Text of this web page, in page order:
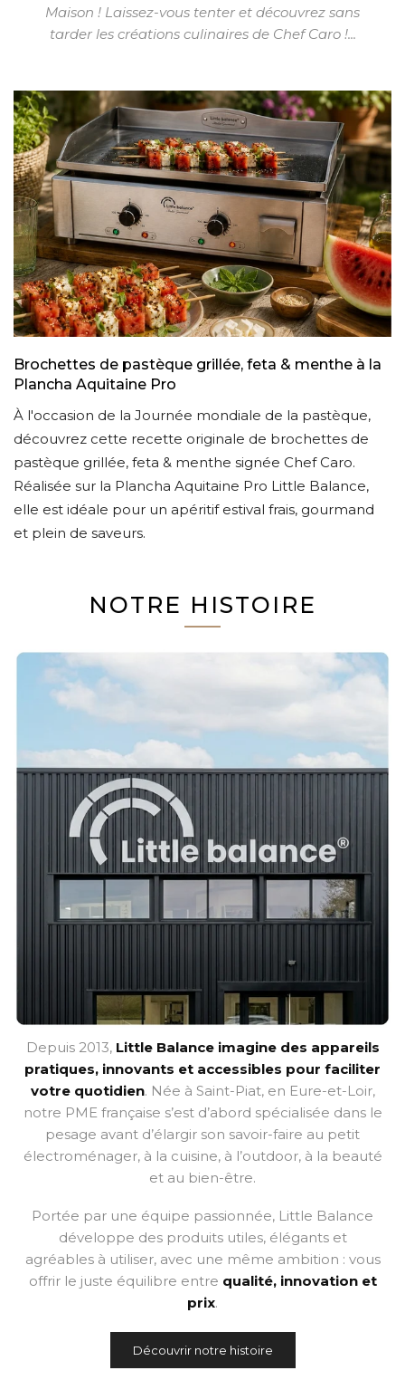
Maison ! Laissez-vous tenter et découvrez sans
tarder les créations culinaires de Chef Caro !...
Brochettes de pastèque grillée, feta & menthe à la
Plancha Aquitaine Pro
À l'occasion de la Journée mondiale de la pastèque,
découvrez cette recette originale de brochettes de
pastèque grillée, feta & menthe signée Chef Caro.
Réalisée sur la Plancha Aquitaine Pro Little Balance,
elle est idéale pour un apéritif estival frais, gourmand
et plein de saveurs.
NOTRE HISTOIRE
Depuis 2013, Little Balance imagine des appareils
pratiques, innovants et accessibles pour faciliter
votre quotidien. Née à Saint-Piat, en Eure-et-Loir,
notre PME française s’est d’abord spécialisée dans le
pesage avant d’élargir son savoir-faire au petit
électroménager, à la cuisine, à l’outdoor, à la beauté
et au bien-être.
Portée par une équipe passionnée, Little Balance
développe des produits utiles, élégants et
agréables à utiliser, avec une même ambition : vous
offrir le juste équilibre entre qualité, innovation et
prix.
Découvrir notre histoire